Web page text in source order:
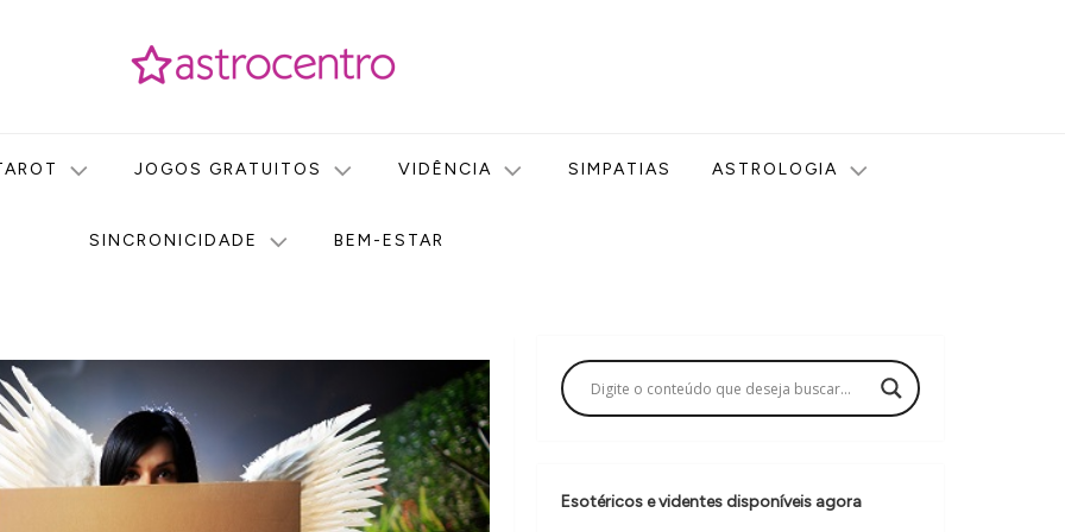
JOGOS GRATUITOS VIDÊNCIA SIMPATIAS ASTROLOGIA
SINCRONICIDADE BEM-ESTAR
Esotéricos e videntes disponíveis agora